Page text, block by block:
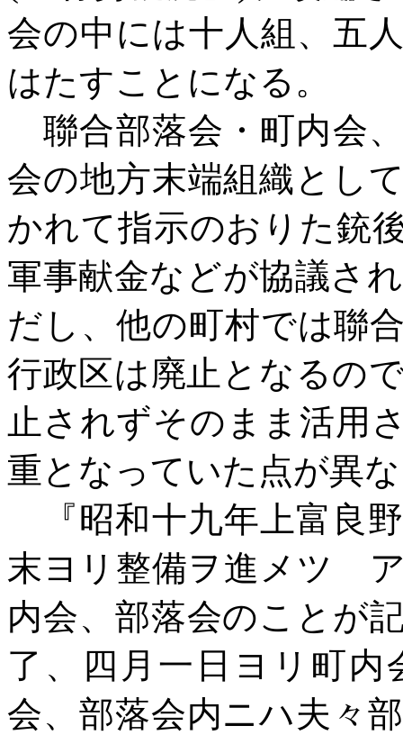
会の中には十人組、五
はたすことになる。
聯合部落会・町内会
会の地方末端組織とし
かれて指示のおりた銃
軍事献金などが協議さ
だし、他の町村では聯
行政区は廃止となるの
止されずそのまま活用
重となっていた点が異
『昭和十九年上富良
末ヨリ整備ヲ進メツゝ
内会、部落会のことが
了、四月一日ヨリ町内
会、部落会内ニハ夫々